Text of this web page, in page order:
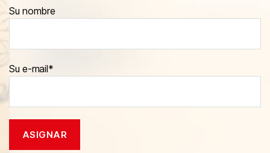
Su nombre
Su e-mail*